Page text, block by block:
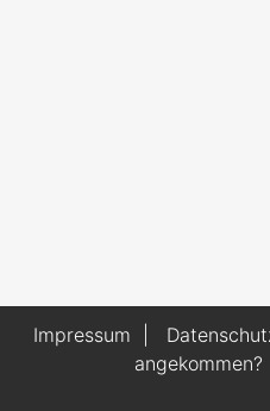
Impressum
angekommen?